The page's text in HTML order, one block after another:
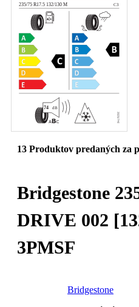
13 Produktov predaných za
Bridgestone
DRIVE 002
3PMSF
Bridgestone